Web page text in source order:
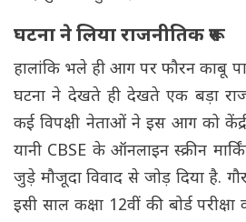
घटना ने लिया राजनीतिक रूप
हालांकि भले ही आग पर फौरन काबू
घटना ने देखते ही देखते एक बड़ा
कई विपक्षी नेताओं ने इस आग को
यानी CBSE के ऑनलाइन स्क्रीन
जुड़े मौजूदा विवाद से जोड़ दिया है.
इसी साल कक्षा 12वीं की बोर्ड